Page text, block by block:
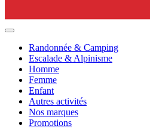
Randonnée & Camping
Escalade & Alpinisme
Homme
Femme
Enfant
Autres activités
Nos marques
Promotions